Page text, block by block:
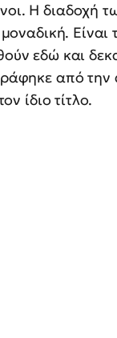
Η διαδοχή
Είναι
εδώ και
από την
ίδιο τίτλο.